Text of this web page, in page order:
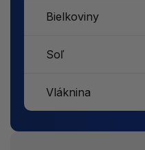
Bielkoviny
Soľ
Vláknina